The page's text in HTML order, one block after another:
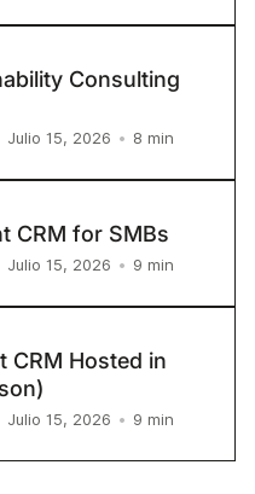
Consulting
Julio 15, 2026 • 8 min
CRM for SMBs
Julio 15, 2026 • 9 min
CRM Hosted in
Julio 15, 2026 • 9 min